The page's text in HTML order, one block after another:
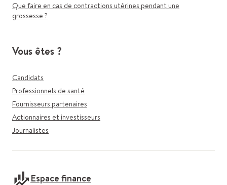
Que faire en cas de contractions utérines pendant une
grossesse ?
Vous êtes ?
Candidats
Professionnels de santé
Fournisseurs partenaires
Actionnaires et investisseurs
Journalistes
Espace finance